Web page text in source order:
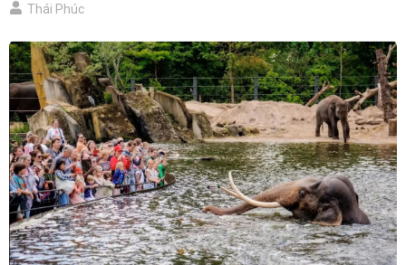
Thái Phúc